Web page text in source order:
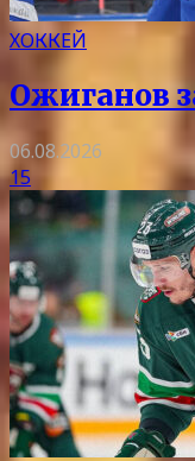
ХОККЕЙ
Ожиганов
06.08.2026
15